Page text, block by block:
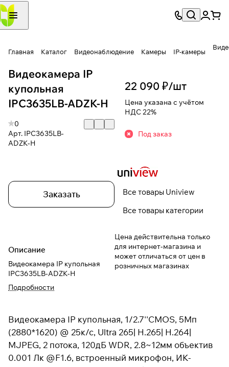
Главная Каталог Видеонаблюдение Камеры IP-камеры
Видеокамера IP
купольная
IPC3635LB-ADZK-H
0
Арт. IPC3635LB-
ADZK-H
Заказать
Описание
Видеокамера IP купольная
IPC3635LB-ADZK-H
Подробности
22 090 ₽/шт
Цена указана с учётом
НДС 22%
Под заказ
Все товары Uniview
Все товары категории
Цена действительна только
для интернет-магазина и
может отличаться от цен в
розничных магазинах
Видеокамера IP купольная, 1/2.7''CMOS, 5Мп
(2880*1620) @ 25к/с, Ultra 265| H.265| H.264|
MJPEG, 2 потока, 120дБ WDR, 2.8~12мм объектив
0.001 Лк @F1.6, встроенный микрофон, ИК-